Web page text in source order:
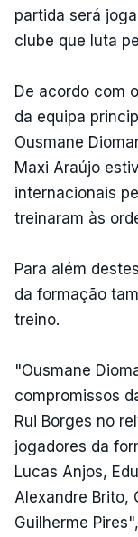
partida será
clube que luta
De acordo com
da equipa
Ousmane
Maxi Araújo
internacionais
treinaram às
Para além
da formação
treino.
"Ousmane
compromissos
Rui Borges no
jogadores da
Lucas Anjos,
Alexandre Brito,
Guilherme